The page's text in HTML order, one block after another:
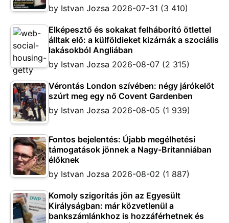
by Istvan Jozsa 2026-07-31 (3 410)
Elképesztő és sokakat felháborító ötlettel
álltak elő: a külföldieket kizárnák a szociális
lakásokból Angliában
by Istvan Jozsa 2026-08-07 (2 315)
Vérontás London szívében: négy járókelőt
szúrt meg egy nő Covent Gardenben
by Istvan Jozsa 2026-08-05 (1 939)
Fontos bejelentés: Újabb megélhetési
támogatások jönnek a Nagy-Britanniában
élőknek
by Istvan Jozsa 2026-08-02 (1 887)
Komoly szigorítás jön az Egyesült
Királyságban: már közvetlenül a
bankszámlánkhoz is hozzáférhetnek és